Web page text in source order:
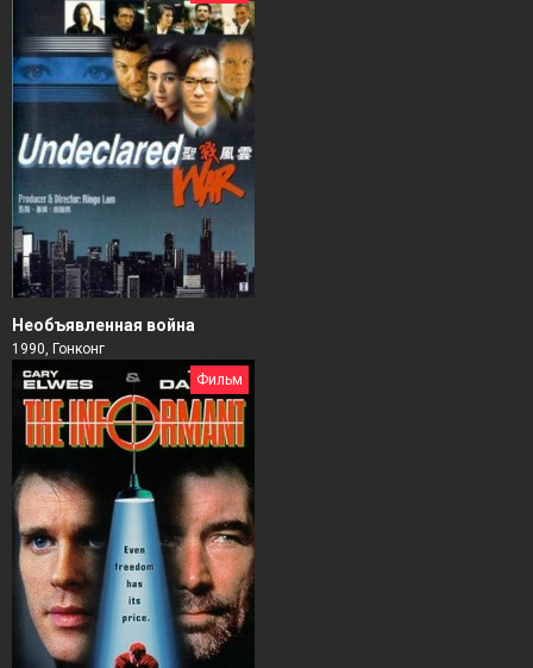
Необъявленная война
1990, Гонконг
Фильм